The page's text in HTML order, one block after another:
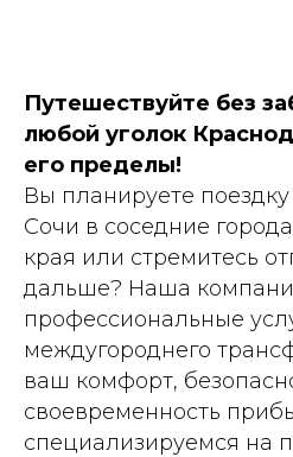
Путешествуйте без
любой уголок
его пределы!
Вы планируете
Сочи в соседние
края или стремитесь
дальше? Наша
профессиональные
междугороднего
ваш комфорт,
своевременность
специализируемся на